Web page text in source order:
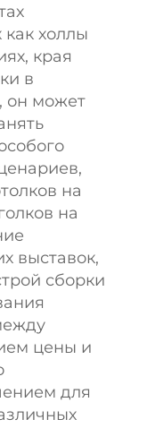
холлы
края
в
он может
на
на
выставок,
сборки
цены и
для